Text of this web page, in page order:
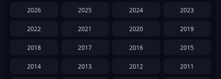
2026 2025 2024 2023
2022 2021 2020 2019
2018 2017 2016 2015
2014 2013 2012 2011